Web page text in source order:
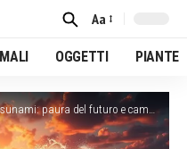
Font
Resizer
Aa
OGGETTI PIANTE
paura del futuro e cambiamenti